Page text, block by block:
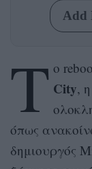
Add
Τ ο
City,
όπως
δημιουργός